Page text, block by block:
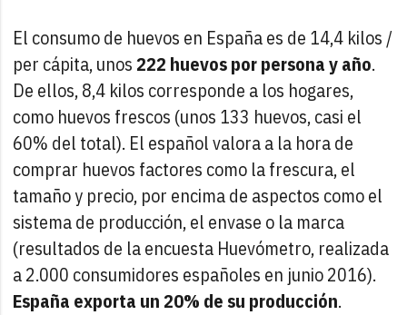
El consumo de huevos en España es de 14,4 kilos /
per cápita, unos222 huevos por persona y año.
De ellos, 8,4 kilos corresponde a los hogares,
como huevos frescos (unos 133 huevos, casi el
60% del total). El español valora a la hora de
comprar huevos factores como la frescura, el
tamaño y precio, por encima de aspectos como el
sistema de producción, el envase o la marca
(resultados de la encuesta Huevómetro, realizada
a 2.000 consumidores españoles en junio 2016).
España exporta un 20% de su producción.